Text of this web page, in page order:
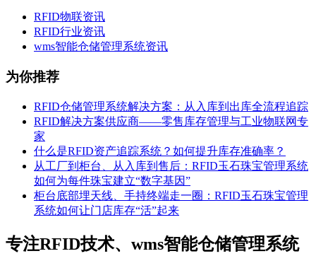
RFID物联资讯
RFID行业资讯
wms智能仓储管理系统资讯
为你推荐
RFID仓储管理系统解决方案：从入库到出库全流程追踪
RFID解决方案供应商——零售库存管理与工业物联网专
家
什么是RFID资产追踪系统？如何提升库存准确率？
从工厂到柜台、从入库到售后：RFID玉石珠宝管理系统
如何为每件珠宝建立“数字基因”
柜台底部埋天线、手持终端走一圈：RFID玉石珠宝管理
系统如何让门店库存“活”起来
专注RFID技术、wms智能仓储管理系统